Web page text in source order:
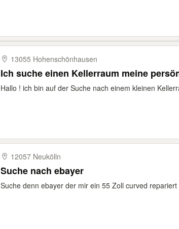
13055 Hohenschönhausen
Ich suche einen Kellerraum meine
Hallo ! ich bin auf der Suche nach einem kleinen
12057 Neukölln
Suche nach ebayer
Suche denn ebayer der mir ein 55 Zoll curved